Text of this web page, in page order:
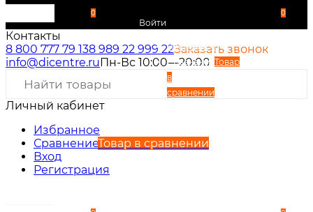
0
Войти
Избранное
Сравнение Товар
в
сравнении
0
Контакты
8 800 777 79 138 989 22 999 22Заказать звонок
info@dicentre.ruПн-Вс 10:00—20:00
Личный кабинет
Избранное
СравнениеТовар в сравнении
Вход
Регистрация